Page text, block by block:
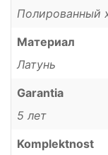
Полированный
Материал
Латунь
Garantia
5 лет
Komplektnost